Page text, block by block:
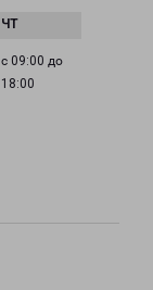
с 09:00 до
18:00